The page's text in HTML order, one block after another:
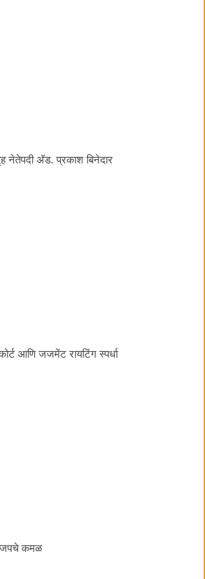
नेतेपदी अ‍ॅड. प्रकाश बिनेदार
आणि जजमेंट रायटिंग स्पर्धा
कमळ